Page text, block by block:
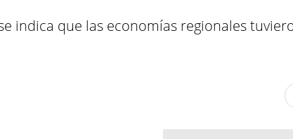
indica que las economías regionales